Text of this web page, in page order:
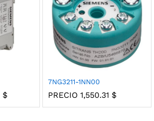
$
7NG3211-1NN00
PRECIO 1,550.31 $